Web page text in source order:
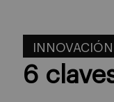
INNOVACIÓN
6